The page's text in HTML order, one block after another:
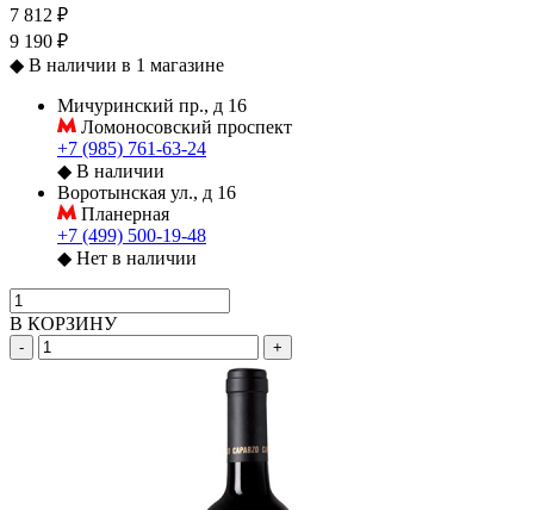
7 812 ₽
9 190 ₽
◆ В наличии в 1 магазине
Мичуринский пр., д 16
Ломоносовский проспект
+7 (985) 761-63-24
◆ В наличии
Воротынская ул., д 16
Планерная
+7 (499) 500-19-48
◆ Нет в наличии
В КОРЗИНУ
- +